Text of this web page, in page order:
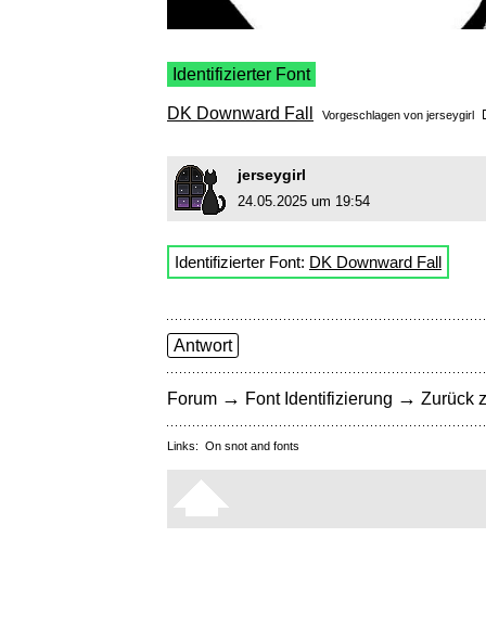
Identifizierter Font
DK Downward Fall Vorgeschlagen von jerseygirl
jerseygirl
24.05.2025 um 19:54
Identifizierter Font: DK Downward Fall
Antwort
Forum → Font Identifizierung → Zurück
Links: On snot and fonts